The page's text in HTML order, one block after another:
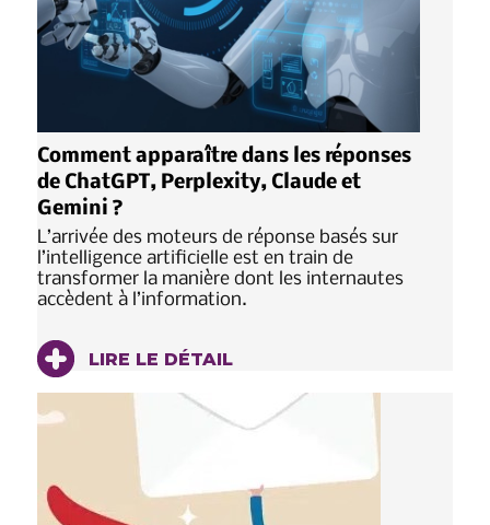
Comment apparaître dans les réponses
de ChatGPT, Perplexity, Claude et
Gemini ?
L’arrivée des moteurs de réponse basés sur
l’intelligence artificielle est en train de
transformer la manière dont les internautes
accèdent à l’information.
LIRE LE DÉTAIL